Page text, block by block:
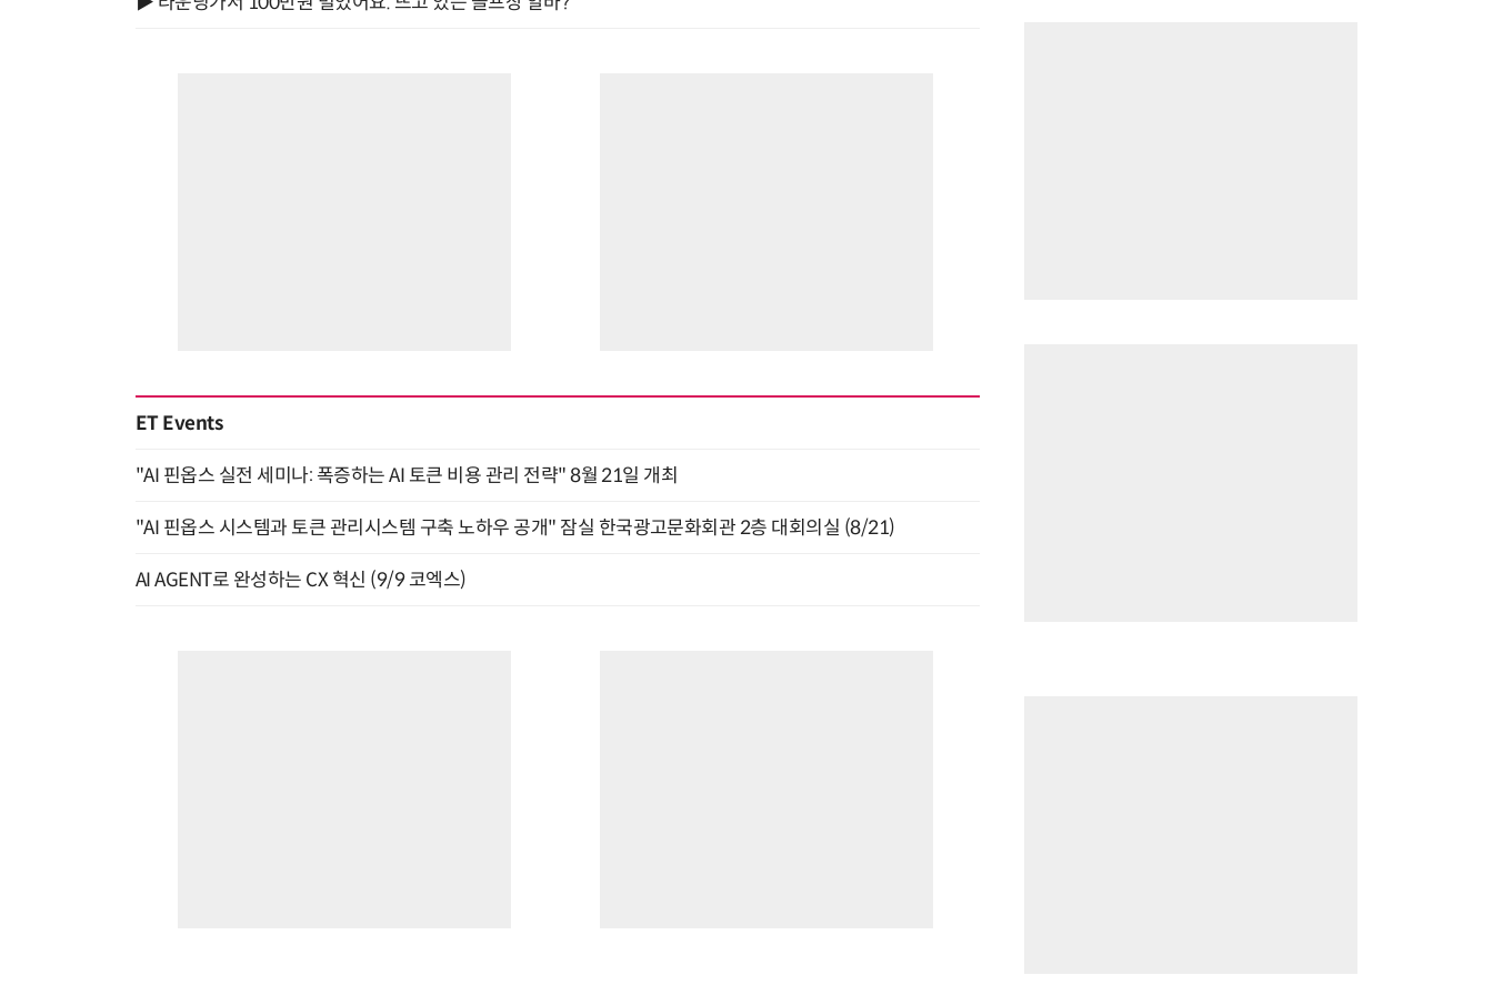
ET Events
"AI 핀옵스 실전 세미나: 폭증하는 AI 토큰 비용 관리 전략" 8월 21일 개최
"AI 핀옵스 시스템과 토큰 관리시스템 구축 노하우 공개" 잠실 한국광고문화회관 2층 대회의실 (8/21)
AI AGENT로 완성하는 CX 혁신 (9/9 코엑스)